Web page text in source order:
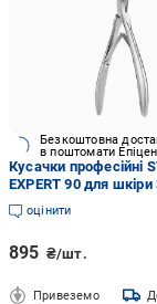
Безкоштовна
в поштомати
Кусачки професійні
EXPERT 90 для
90-3)
оцінити
895 ₴/шт.
Привеземо